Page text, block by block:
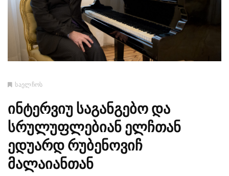
ᲡᲐᲔᲚᲩᲝᲡ
Ინტერვიუ Საგანგებო Და
Სრულუფლებიან Ელჩთან
Ედუარდ Რუბენოვიჩ
Მალაიანთან